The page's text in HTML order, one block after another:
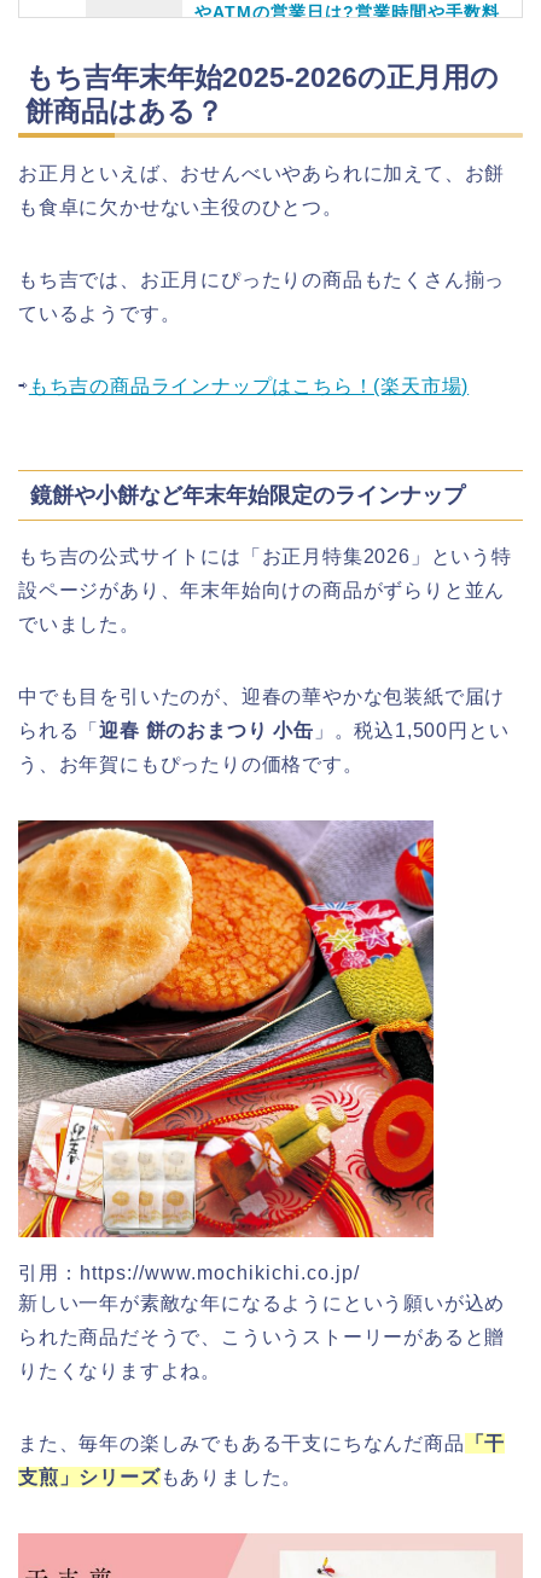
やATMの営業日は?営業時間や手数料
業日や休みは?ATM手数料も調査!
千葉銀行ゴールデンウィーク2026の
日岡山公園の桜(花見)2026の屋台・出
店はいつまで?ライトアップ情報も!
華蔵寺公園の桜(花祭り)2026の屋台
(出店)は?ライトアップ・駐車場も!
悠久山公園桜祭り2026の屋台や出店
は?ライトアップや駐車場情報も!
高崎城址公園(高崎公園)桜祭り2026の
屋台やライトアップはいつまで?
日立さくらまつり2026の屋台・出店ま
福井桜祭り2026の屋台は何時まで(い
もち吉年末年始2025-2026の正月用の
餅商品はある？
お正月といえば、おせんべいやあられに加えて、お餅
も食卓に欠かせない主役のひとつ。
もち吉では、お正月にぴったりの商品もたくさん揃っ
ているようです。
⇨ もち吉の商品ラインナップはこちら！(楽天市場)
鏡餅や小餅など年末年始限定のラインナップ
もち吉の公式サイトには「お正月特集2026」という特
設ページがあり、年末年始向けの商品がずらりと並ん
でいました。
中でも目を引いたのが、迎春の華やかな包装紙で届け
られる「迎春 餅のおまつり 小缶 」。税込1,500円とい
う、お年賀にもぴったりの価格です。
引用：https://www.mochikichi.co.jp/
新しい一年が素敵な年になるようにという願いが込め
られた商品だそうで、こういうストーリーがあると贈
りたくなりますよね。
また、毎年の楽しみでもある干支にちなんだ商品 「干
支煎」シリーズもありました。